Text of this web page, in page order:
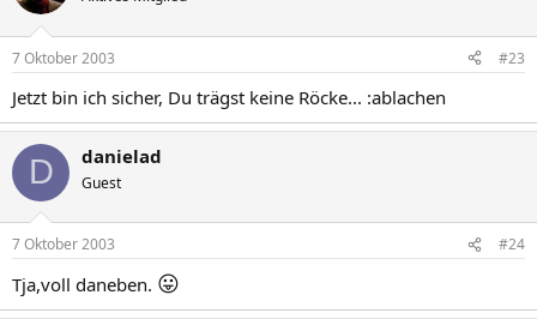
7 Oktober 2003 #23
Jetzt bin ich sicher, Du trägst keine Röcke... :ablachen
D danielad
Guest
7 Oktober 2003 #24
Tja,voll daneben. 😛